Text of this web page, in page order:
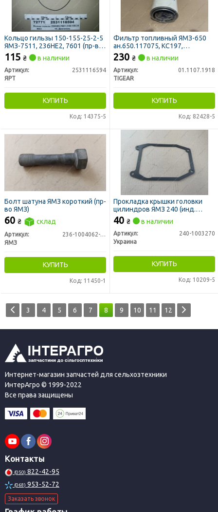
Кольцо гильзы 150-155-25-2-5
ЯМЗ-7511, 236НЕ2, 7601 (пр-во
ЯРТИ)
115 ₴ в наличии
Артикул:
2531116594
ЯРТ
КУПИТЬ
Код: 14375-5
Фильтр топливный ЯМЗ-650
ан.650.117075, KC197,
H18WDK02, P550004, FF5470,
WK940/20, CS1451M (TIGEAR)
230 ₴ в наличии
Артикул:
01.1107.1918
TIGEAR
КУПИТЬ
Код: 82428-5
Болт шатуна ЯМЗ короткий (пр-
во ЯМЗ)
60 ₴ склад
Артикул:
236-1004062-Б3
ЯМЗ
КУПИТЬ
Код: 11450-1
Прокладка крышки головки
цилиндров ЯМЗ 240 (инд.
головки) (пр-во Украина)
40 ₴ в наличии
Артикул:
240-1003270
Украина
КУПИТЬ
Код: 10209-5
3 4 5 6 7 8 9 10 11 12
Интернет-магазин запчастей для сельхозтехники
ИнтерАгро © 1999-2022
Все права защищены
Контакты
(050) 822-42-95
(068) 953-52-72
Заказать звонок